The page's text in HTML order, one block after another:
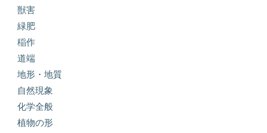
獣害
緑肥
稲作
道端
地形・地質
自然現象
化学全般
植物の形